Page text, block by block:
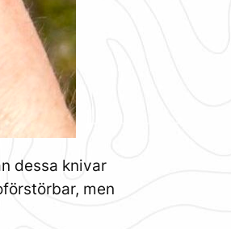
dessa knivar
men